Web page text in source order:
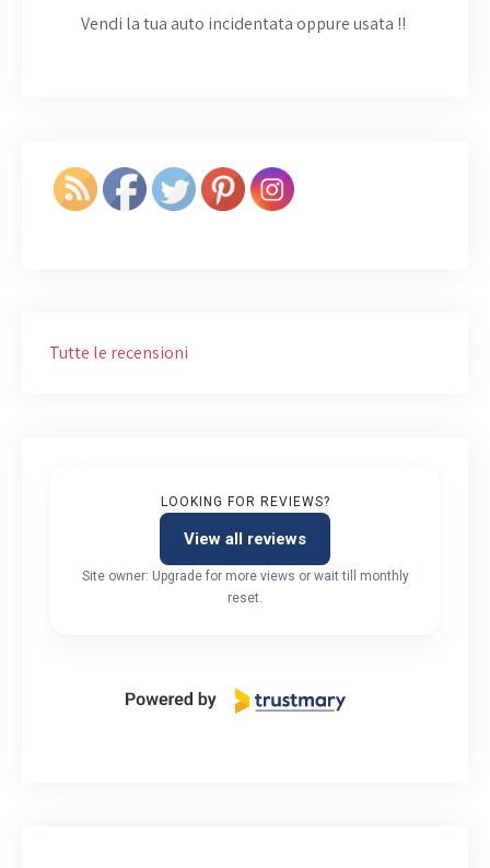
Vendi la tua auto incidentata oppure usata !!
Tutte le recensioni
LOOKING FOR REVIEWS?
View all reviews
Site owner: Upgrade for more views or wait till monthly
reset.